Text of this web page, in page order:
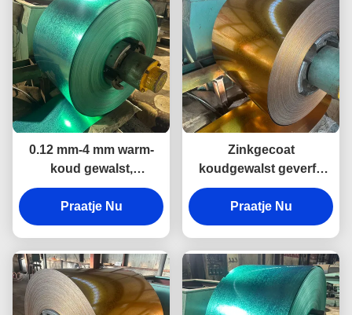
0.12 mm-4 mm warm-
koud gewalst,
voorgeverfd
galvalumstaal spoel
voor bouw
Praatje Nu
Zinkgecoat
koudgewalst geverfd
plaatstaalrollen voor
wandconstructie
industrieel gebruik
Praatje Nu